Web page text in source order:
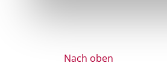
Nach oben